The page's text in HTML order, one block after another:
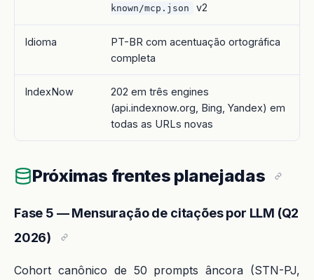
known/mcp.json
v2
Idioma
PT-BR com acentuação ortográfica
completa
IndexNow
202 em três engines
(api.indexnow.org, Bing, Yandex) em
todas as URLs novas
Próximas frentes planejadas
Fase 5 — Mensuração de citações por LLM (Q2
2026)
Cohort canônico de 50 prompts âncora (STN-PJ,